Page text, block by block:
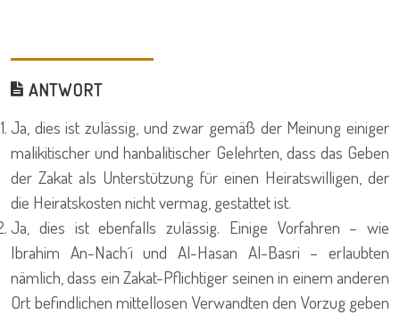
ANTWORT
Ja, dies ist zulässig, und zwar gemäß der Meinung einiger
malikitischer und hanbalitischer Gelehrten, dass das Geben
der Zakat als Unterstützung für einen Heiratswilligen, der
die Heiratskosten nicht vermag, gestattet ist.
Ja, dies ist ebenfalls zulässig. Einige Vorfahren – wie
Ibrahim An-Nach´i und Al-Hasan Al-Basri – erlaubten
nämlich, dass ein Zakat-Pflichtiger seinen in einem anderen
Ort befindlichen mittellosen Verwandten den Vorzug geben